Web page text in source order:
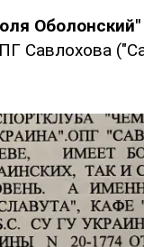
Оболонский"
Савлохова